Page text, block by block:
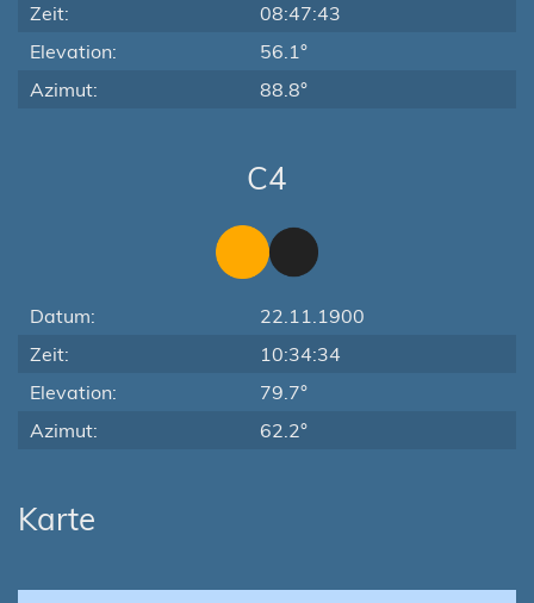
Zeit:
08:47:43
Elevation:
56.1°
Azimut:
88.8°
C4
Datum:
22.11.1900
Zeit:
10:34:34
Elevation:
79.7°
Azimut:
62.2°
Karte